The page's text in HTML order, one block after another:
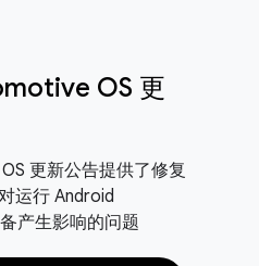
OS 更
更新公告提供了修复
运行 Android
产生影响的问题